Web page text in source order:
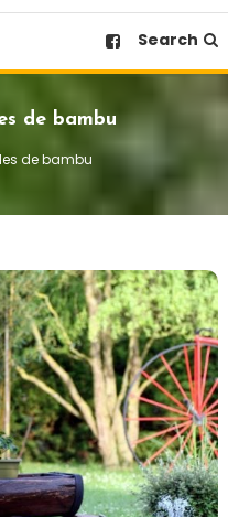
Search
de bambu
de bambu